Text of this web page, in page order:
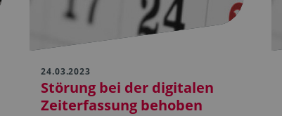
24.03.2023
Störung bei der digitalen
Zeiterfassung behoben